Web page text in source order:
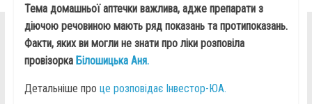
Тема домашньої аптечки важлива, адже препарати з
діючою речовиною мають ряд показань та протипоказань.
Факти, яких ви могли не знати про ліки розповіла
провізорка Білошицька Аня.
Детальніше про це розповідає Інвестор-ЮА.